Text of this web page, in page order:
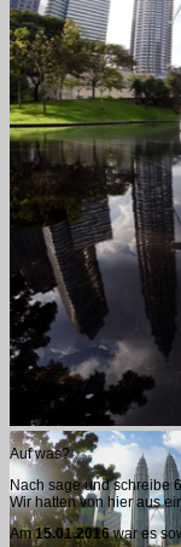
Auf was?
Nach sage und schreibe
Wir hatten von hier aus
Am15.01.2016war es